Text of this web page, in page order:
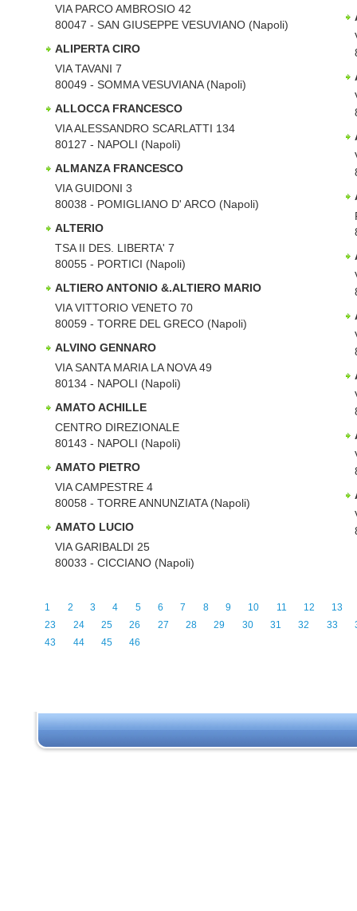
VIA PARCO AMBROSIO 42
80047 - SAN GIUSEPPE VESUVIANO (Napoli)
ALIPERTA CIRO
VIA TAVANI 7
80049 - SOMMA VESUVIANA (Napoli)
ALLOCCA FRANCESCO
VIA ALESSANDRO SCARLATTI 134
80127 - NAPOLI (Napoli)
ALMANZA FRANCESCO
VIA GUIDONI 3
80038 - POMIGLIANO D' ARCO (Napoli)
ALTERIO
TSA II DES. LIBERTA' 7
80055 - PORTICI (Napoli)
ALTIERO ANTONIO &.ALTIERO MARIO
VIA VITTORIO VENETO 70
80059 - TORRE DEL GRECO (Napoli)
ALVINO GENNARO
VIA SANTA MARIA LA NOVA 49
80134 - NAPOLI (Napoli)
AMATO ACHILLE
CENTRO DIREZIONALE
80143 - NAPOLI (Napoli)
AMATO PIETRO
VIA CAMPESTRE 4
80058 - TORRE ANNUNZIATA (Napoli)
AMATO LUCIO
VIA GARIBALDI 25
80033 - CICCIANO (Napoli)
1 2 3 4 5 6 7 8 9 10 11 12
13
23
24 25 26 27 28 29 30 31 32 33
43
44 45 46